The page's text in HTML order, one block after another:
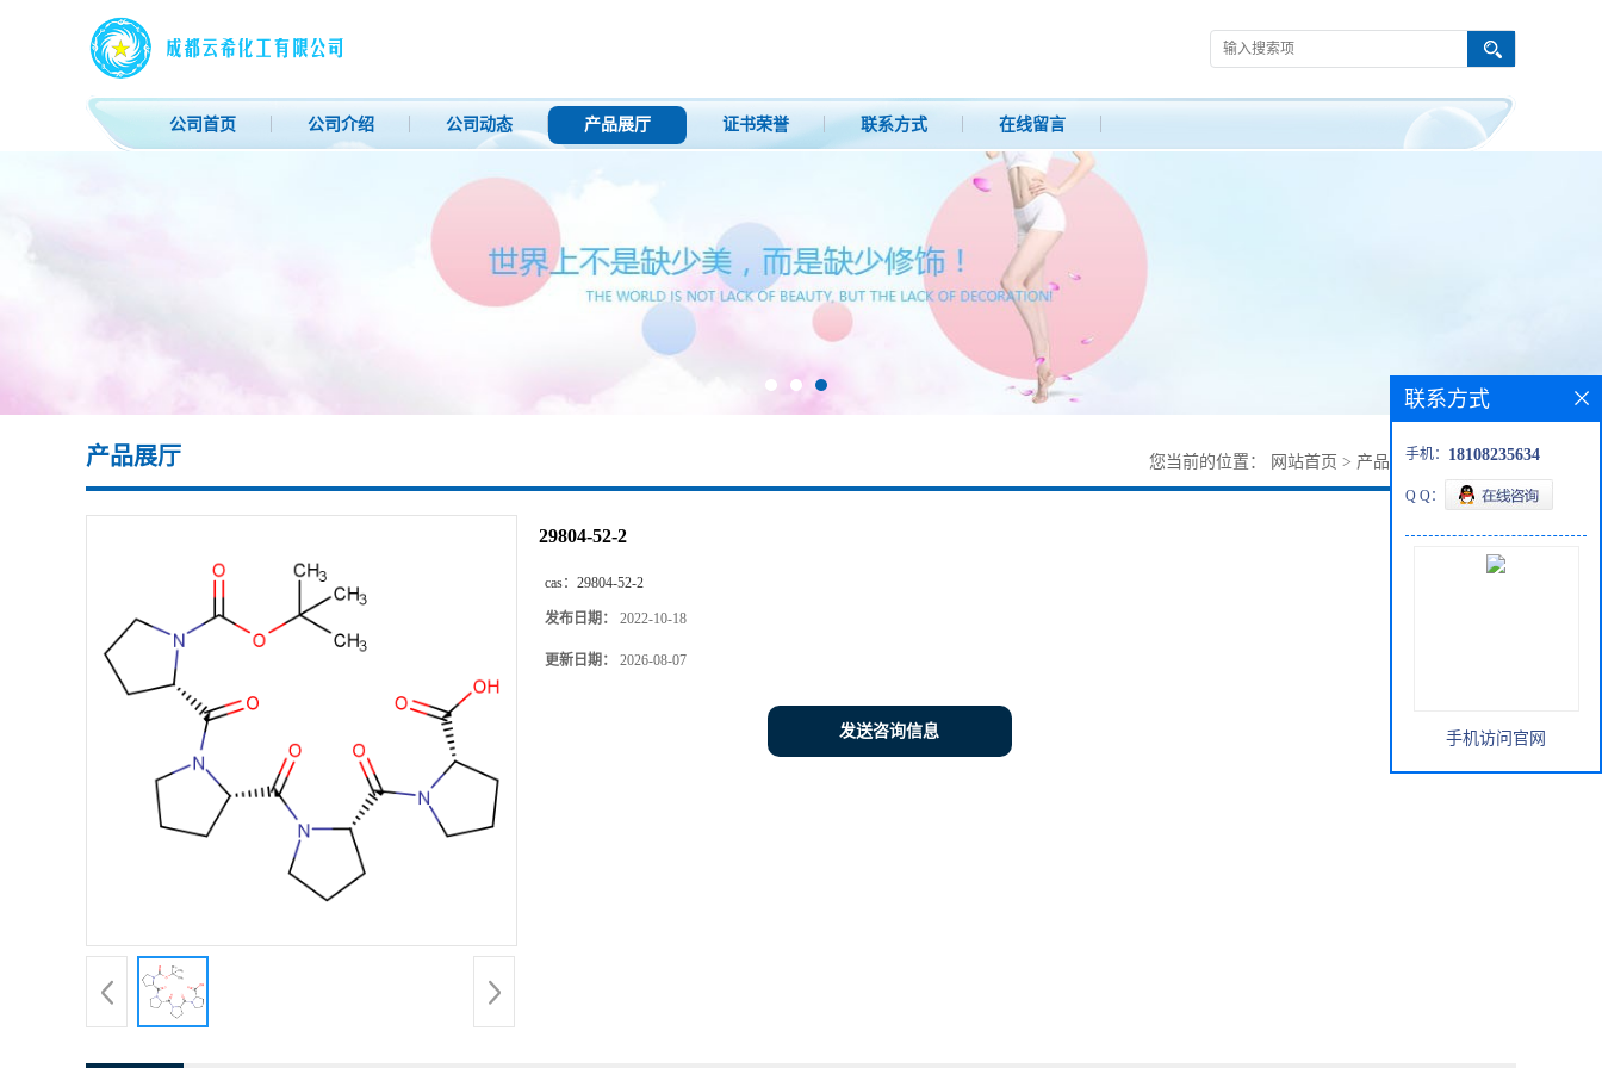
公司首页 公司介绍 公司动态 产品展厅 证书荣誉 联系方式 在线留言
产品展厅 您当前的位置： 网站首页 > 产品展厅>29804-52-2
29804-52-2
cas： 29804-52-2
发布日期： 2022-10-18
更新日期： 2026-08-07
发送咨询信息
联系方式
手机： 18108235634
Q Q：
手机访问官网